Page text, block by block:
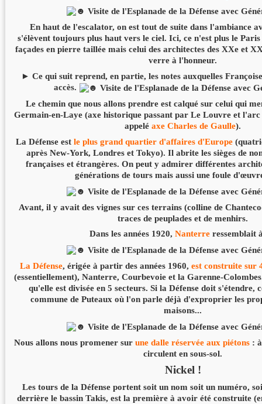
En haut de l'escalator, on est tout de suite dans l'ambiance
s'élèvent toujours plus haut vers le ciel. Ici, ce n'est plus le Paris
façades en pierre taillée mais celui des architectes des XXe et
verre à l'honneur.
► Ce qui suit reprend, en partie, les notes auxquelles
accès.
Le chemin que nous allons prendre est calqué sur celui qui
Germain-en-Laye (axe historique passant par Le Louvre et l'arc
appeléaxe Charles de Gaulle).
La Défense estle plus grand quartier d'affaires d'Europe
après New-York, Londres et Tokyo). Il abrite les sièges de
françaises et étrangères. On peut y admirer différentes
générations de tours mais aussi une foule
Avant, il y avait des vignes sur ces terrains (colline de
traces de peuplades et de menhirs.
Dans les années 1920, Nanterre ressemblait
La Défense, érigée à partir des années 1960,est construite sur
(essentiellement), Nanterre, Courbevoie et la Garenne-
qu'elle est divisée en 5 secteurs. Si la Défense doit s'étendre,
commune de Puteaux où l'on parle déjà d'exproprier les
maisons...
Nous allons nous promener surune dalle réservée aux piétons :
circulent en sous-sol.
Nickel !
Les tours de la Défense portent soit un nom soit un numéro,
derrière le bassin Takis, est la première à avoir été construite